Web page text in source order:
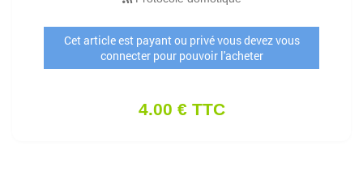
Cet article est payant ou privé vous devez vous
connecter pour pouvoir l'acheter
4.00 € TTC